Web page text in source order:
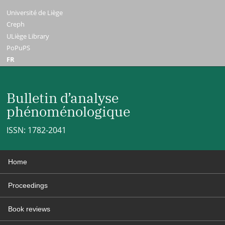
Université de Liège
Creph
ULiège Library
PoPuPS
FR
Bulletin d’analyse
phénoménologique
ISSN: 1782-2041
Home
Proceedings
Book reviews